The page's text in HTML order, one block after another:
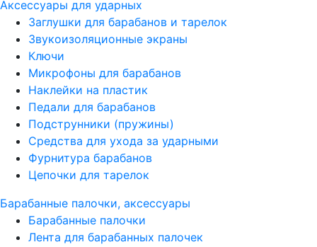
Аксессуары для ударных
Заглушки для барабанов и тарелок
Звукоизоляционные экраны
Ключи
Микрофоны для барабанов
Наклейки на пластик
Педали для барабанов
Подструнники (пружины)
Средства для ухода за ударными
Фурнитура барабанов
Цепочки для тарелок
Барабанные палочки, аксессуары
Барабанные палочки
Лента для барабанных палочек